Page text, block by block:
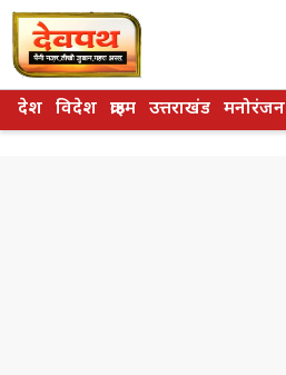
Skip
to
content
देश विदेश क्राइम उत्तराखंड मनोरंजन